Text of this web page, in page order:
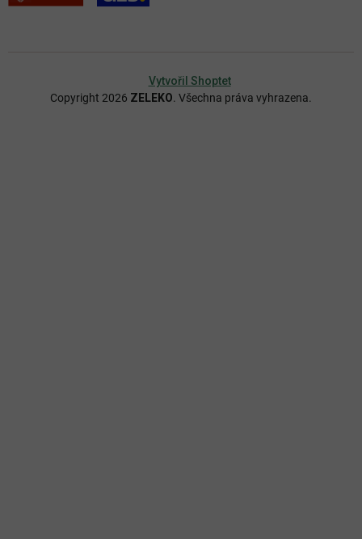
Vytvořil Shoptet
Copyright 2026 ZELEKO. Všechna práva vyhrazena.